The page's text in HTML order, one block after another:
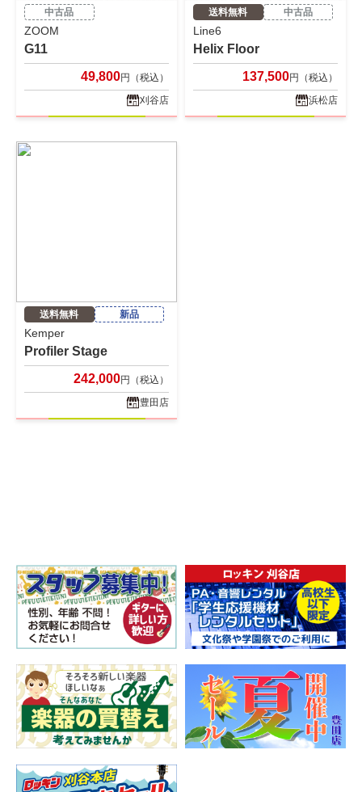
中古品
ZOOM
G11
49,800円（税込）
刈谷店
送料無料 中古品
Line6
Helix Floor
137,500円（税込）
浜松店
送料無料 新品
Kemper
Profiler Stage
242,000円（税込）
豊田店